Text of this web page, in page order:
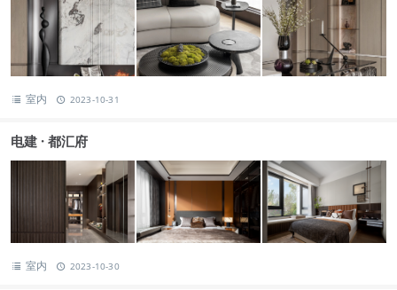
室内 2023-10-31
电建 · 都汇府
室内 2023-10-30